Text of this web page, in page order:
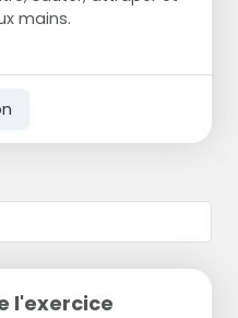
mains.
l'exercice